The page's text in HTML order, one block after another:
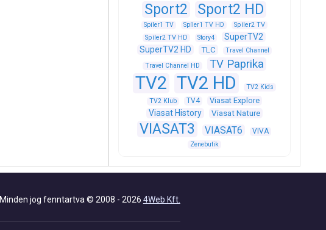
Sport2 Sport2 HD
Spíler1 TV Spíler1 TV HD
Spíler2 TV
Spíler2 TV HD
Story4
SuperTV2
SuperTV2 HD
TLC
Travel Channel
Travel Channel HD
TV Paprika
TV2 TV2 HD
TV2 Kids
TV2 Klub
TV4 Viasat Explore
Viasat History Viasat Nature
VIASAT3 VIASAT6 VIVA
Zenebutik
Minden jog fenntartva © 2008 - 2026 4Web Kft.